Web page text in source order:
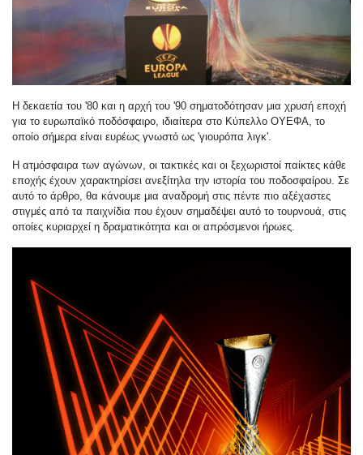
Η δεκαετία του '80 και η αρχή του '90 σηματοδότησαν μια χρυσή εποχή
για το ευρωπαϊκό ποδόσφαιρο, ιδιαίτερα στο Κύπελλο ΟΥΕΦΑ, το
οποίο σήμερα είναι ευρέως γνωστό ως 'γιουρόπα λιγκ'.
Η ατμόσφαιρα των αγώνων, οι τακτικές και οι ξεχωριστοί παίκτες κάθε
εποχής έχουν χαρακτηρίσει ανεξίτηλα την ιστορία του ποδοσφαίρου. Σε
αυτό το άρθρο, θα κάνουμε μια αναδρομή στις πέντε πιο αξέχαστες
στιγμές από τα παιχνίδια που έχουν σημαδέψει αυτό το τουρνουά, στις
οποίες κυριαρχεί η δραματικότητα και οι απρόσμενοι ήρωες.